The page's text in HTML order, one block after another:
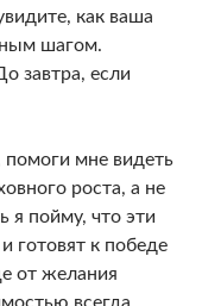
как ваша
шагом.
завтра, если
мне видеть
роста, а не
я пойму, что эти
готовят к победе
от желания